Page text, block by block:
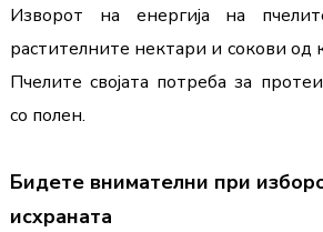
Изворот на енергија на
растителните нектари и сокови од
Пчелите својата потреба за
со полен.
Бидете внимателни при
исхраната